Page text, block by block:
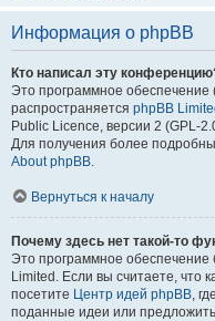
Информация о phpBB
Кто написал эту
Это программное обеспечение
распространяется phpBB
Public Licence, версии 2 (GPL-
Для получения более
About phpBB.
Вернуться к началу
Почему здесь нет такой-то
Это программное
Limited. Если вы считаете, что
посетите Центр идей phpBB,
поданные идеи или